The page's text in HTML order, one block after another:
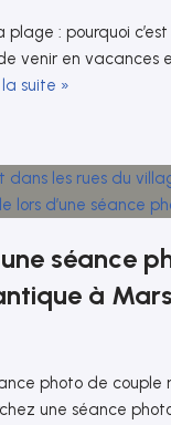
plage : pourquoi
venir en vacances
la suite »
séance
à
photo de couple
une séance